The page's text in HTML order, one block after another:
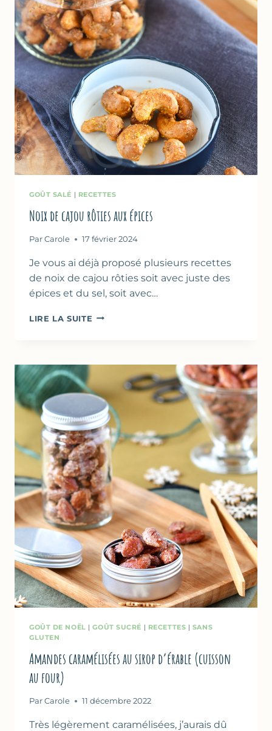
GOÛT SALÉ | RECETTES
Noix de cajou rôties aux épices
Par Carole 17 février 2024
Je vous ai déjà proposé plusieurs recettes
de noix de cajou rôties soit avec juste des
épices et du sel, soit avec…
LIRE LA SUITE NOIX
AUX
GOÛT DE NOËL |GOÛT SUCRÉ | RECETTES | SANS
GLUTEN
Amandes caramélisées au sirop d’érable (cuisson
au four)
Par Carole 11 décembre 2022
Très légèrement caramélisées, j’aurais dû